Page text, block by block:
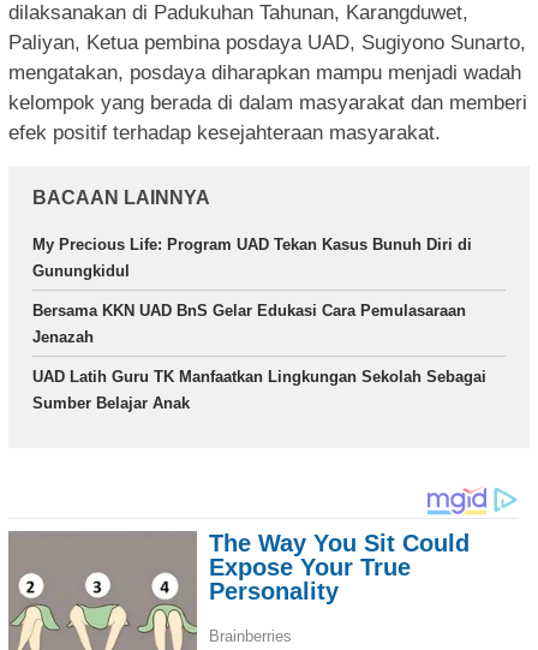
dilaksanakan di Padukuhan Tahunan, Karangduwet,
Paliyan, Ketua pembina posdaya UAD, Sugiyono Sunarto,
mengatakan, posdaya diharapkan mampu menjadi wadah
kelompok yang berada di dalam masyarakat dan memberi
efek positif terhadap kesejahteraan masyarakat.
BACAAN LAINNYA
My Precious Life: Program UAD Tekan Kasus Bunuh Diri di
Gunungkidul
Bersama KKN UAD BnS Gelar Edukasi Cara Pemulasaraan
Jenazah
UAD Latih Guru TK Manfaatkan Lingkungan Sekolah Sebagai
Sumber Belajar Anak